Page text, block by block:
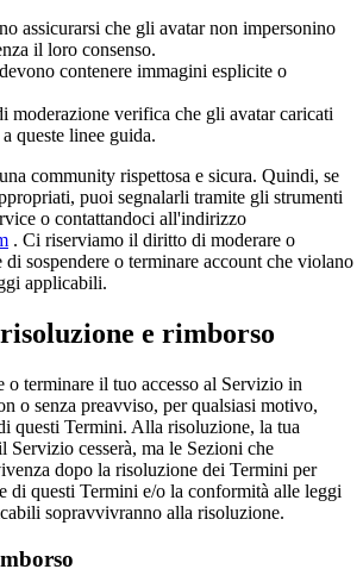
assicurarsi che gli avatar non impersonino
il loro consenso.
contenere immagini esplicite o
moderazione verifica che gli avatar caricati
queste linee guida.
community rispettosa e sicura. Quindi, se
puoi segnalarli tramite gli strumenti
o contattandoci all'indirizzo
. Ci riserviamo il diritto di moderare o
sospendere o terminare account che violano
applicabili.
e rimborso
o terminare il tuo accesso al Servizio in
o senza preavviso, per qualsiasi motivo,
questi Termini. Alla risoluzione, la tua
Servizio cesserà, ma le Sezioni che
dopo la risoluzione dei Termini per
di questi Termini e/o la conformità alle leggi
sopravvivranno alla risoluzione.